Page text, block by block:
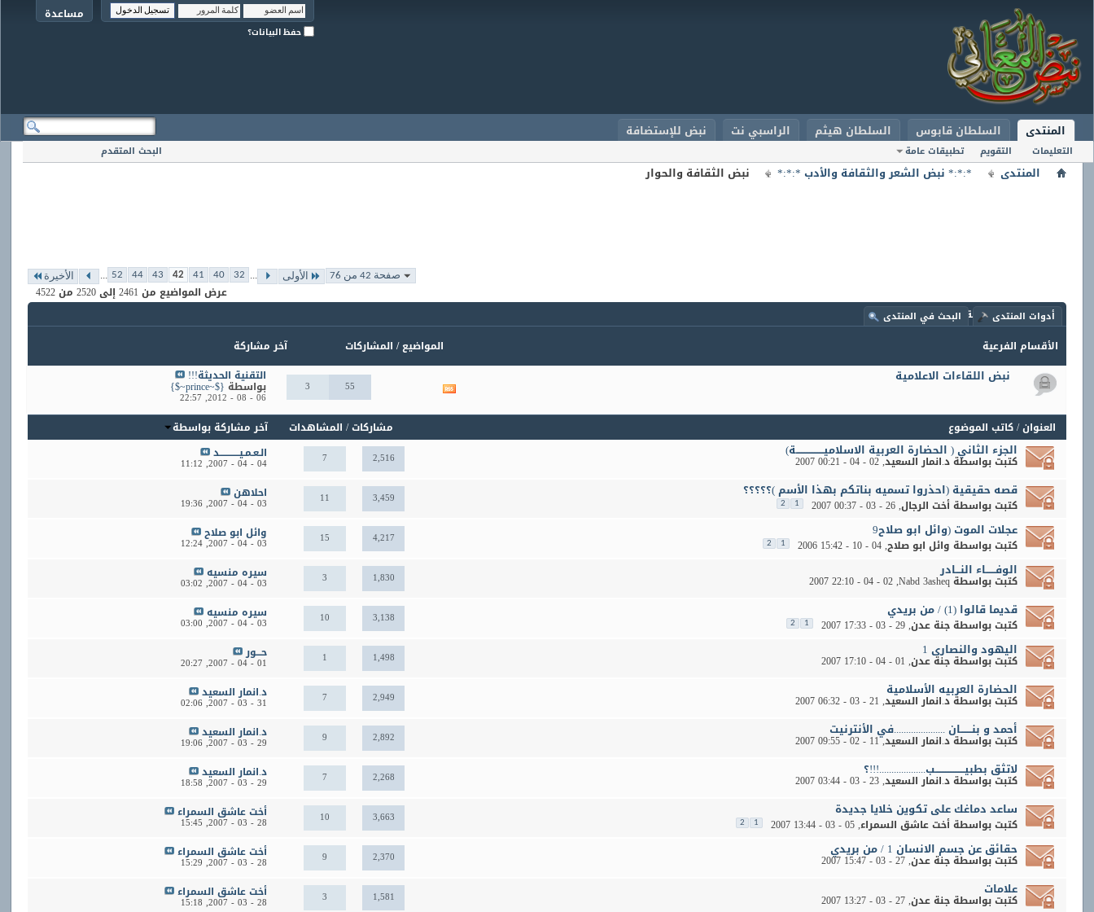
مساعدة
حفظ البيانات؟
المنتدى
التعليمات التقويم تطبيقات عامة
السلطان قابوس السلطان هيثم الراسبي نت نبض للإستضافة
البحث المتقدم
المنتدى *:*:* نبض الشعر والثقافة والأدب *:*:* نبض الثقافة والحوار
صفحة 42 من 76 الأولى ...
32
40
41
42
43
44
52
... الأخيرة
عرض المواضيع من 2461 إلى 2520 من 4522
المنتدى:نبض الثقافة والحوارأدوات المنتدى البحث في المنتدى
الأقسام الفرعية المواضيع / المشاركات آخر مشاركة
نبض اللقاءات الاعلامية
هذا
3 55
التقنية الحديثة!!!
بواسطة {$~prince~$}
06 - 08 - 2012,
22:57
العنوان/كاتب الموضوع مشاركات/ المشاهدات آخر مشاركة بواسطة
الجزء الثاني ( الحضارة العربية الاسلاميـــــــــــــــــة)
كتبت بواسطةد.انمار السعيد‏, 02 - 04 - 2007 00:21
7 2,516 الـعـمـيــــــــــــد
04 - 04 - 2007,
11:12
قصه حقيقية (احذروا تسميه بناتكم بهذا الأسم )؟؟؟؟؟
كتبت بواسطةأخت الرجال‏, 26 - 03 - 2007 00:37
1
2
11 3,459 احلاهن
03 - 04 - 2007,
19:36
عجلات الموت (وائل ابو صلاح9
كتبت بواسطة وائل ابو صلاح‏, 04 - 10 - 2006 15:42
1
2
15 4,217 وائل ابو صلاح
03 - 04 - 2007,
12:24
الوفــــــاء النـــادر
كتبت بواسطةNabd 3asheq
‏, 02 - 04 - 2007 22:10
3 1,830 سيره منسيه
03 - 04 - 2007,
03:02
قديما قالوا (1) / من بريدي
كتبت بواسطةجنة عدن‏, 29 - 03 - 2007 17:33
1
2
10 3,138 سيره منسيه
03 - 04 - 2007,
03:00
اليهود والنصارى 1
كتبت بواسطةجنة عدن‏, 01 - 04 - 2007 17:10
1 1,498 حـــور
01 - 04 - 2007,
20:27
الحضارة العربيه الأسلامية
كتبت بواسطةد.انمار السعيد‏, 21 - 03 - 2007 06:32
7 2,949 د.انمار السعيد
31 - 03 - 2007,
02:06
أحمد و بنـــــــان .....................في الأنترنيت
كتبت بواسطةد.انمار السعيد‏, 11 - 02 - 2007 09:55
9 2,892 د.انمار السعيد
29 - 03 - 2007,
19:06
لاتثق بطبيــــــــــــــــــب...................!!!؟
كتبت بواسطةد.انمار السعيد‏, 23 - 03 - 2007 03:44
7 2,268 د.انمار السعيد
29 - 03 - 2007,
18:58
ساعد دماغك على تكوين خلايا جديدة
كتبت بواسطةأخت عاشق السمراء‏, 05 - 03 - 2007 13:44
1
2
10 3,663 أخت عاشق السمراء
28 - 03 - 2007,
15:45
حقائق عن جسم الانسان 1 / من بريدي
كتبت بواسطةجنة عدن‏, 27 - 03 - 2007 15:47
9 2,370 أخت عاشق السمراء
28 - 03 - 2007,
15:29
علامات
كتبت بواسطةجنة عدن‏, 27 - 03 - 2007 13:27
3 1,581 أخت عاشق السمراء
28 - 03 - 2007,
15:18